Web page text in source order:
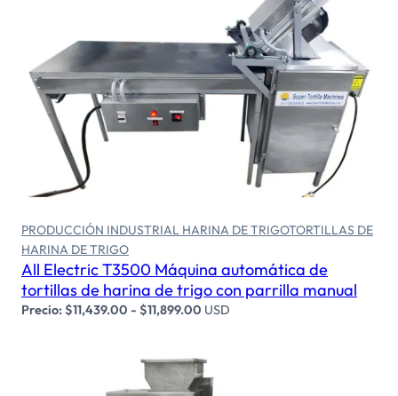
Seleccionar opciones
PRODUCCIÓN INDUSTRIAL HARINA DE TRIGOTORTILLAS DE
HARINA DE TRIGO
All Electric T3500 Máquina automática de
tortillas de harina de trigo con parrilla manual
Precio:$11,439.00 - $11,899.00 USD